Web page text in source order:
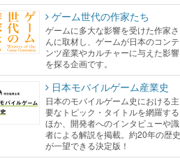
ゲーム世代の作家たち
ゲームに多大な影響を受けた作家さ
んに取材し、ゲームが日本のコンテ
ンツ産業やカルチャーに与えた影響
を探る企画です。
日本モバイルゲーム産業史
日本のモバイルゲーム史における主
要なトピック・タイトルを網羅する
ほか、開発者へのインタビューや識
者による解説を掲載。約20年の歴史
が一望できる決定版！